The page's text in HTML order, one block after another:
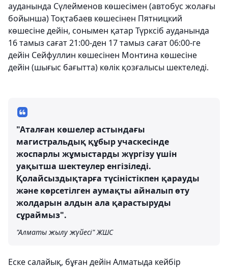
ауданында Сүлейменов көшесімен (автобус жолағы
бойынша) Тоқтабаев көшесінен Пятницкий
көшесіне дейін, сонымен қатар Түрксіб ауданында
16 тамыз сағат 21:00-ден 17 тамыз сағат 06:00-ге
дейін Сейфуллин көшесінен Монтина көшесіне
дейін (шығыс бағытта) көлік қозғалысы шектеледі.
"Аталған көшелер астындағы
магистральдық құбыр учаскесінде
жоспарлы жұмыстарды жүргізу үшін
уақытша шектеулер енгізіледі.
Қолайсыздықтарға түсіністікпен қарауды
және көрсетілген аумақты айналып өту
жолдарын алдын ала қарастыруды
сұраймыз".
"Алматы жылу жүйесі" ЖШС
Еске салайық, бұған дейін Алматыда кейбір